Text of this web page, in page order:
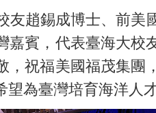
趙錫成博士、前美
賓，代表臺海大校
祝福美國福茂集團
為臺灣培育海洋人